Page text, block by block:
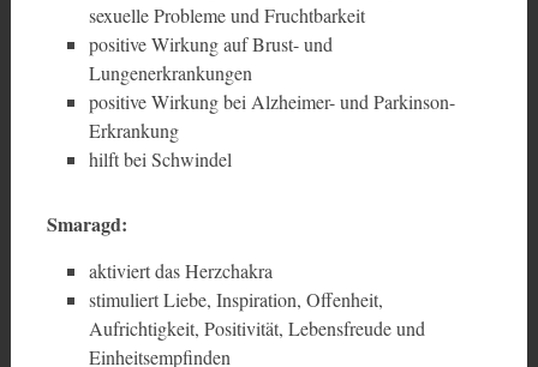
sexuelle Probleme und Fruchtbarkeit
positive Wirkung auf Brust- und
Lungenerkrankungen
positive Wirkung bei Alzheimer- und Parkinson-
Erkrankung
hilft bei Schwindel
Smaragd:
aktiviert das Herzchakra
stimuliert Liebe, Inspiration, Offenheit,
Aufrichtigkeit, Positivität, Lebensfreude und
Einheitsempfinden